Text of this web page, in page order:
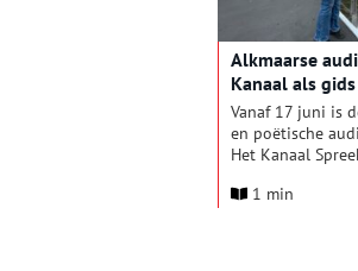
Alkmaarse
Kanaal als gids
Vanaf 17 juni is
en poëtische
Het Kanaal
Alkmaar
1 min